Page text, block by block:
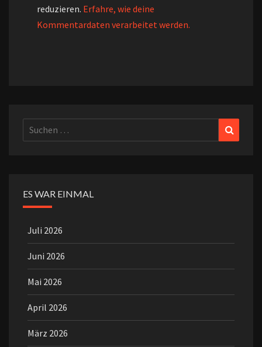
reduzieren. Erfahre, wie deine
Kommentardaten verarbeitet werden.
Suchen
nach:
ES WAR EINMAL
Juli 2026
Juni 2026
Mai 2026
April 2026
März 2026